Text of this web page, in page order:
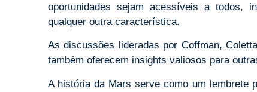
oportunidades sejam acessíveis a todos,
qualquer outra característica.
As discussões lideradas por Coffman,
também oferecem insights valiosos para
A história da Mars serve como um lembrete